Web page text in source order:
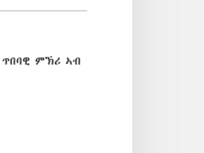
ምኽሪ ኣብ